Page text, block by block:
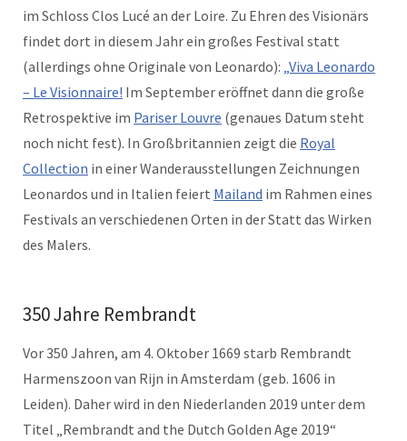
im Schloss Clos Lucé an der Loire. Zu Ehren des Visionärs
findet dort in diesem Jahr ein großes Festival statt
(allerdings ohne Originale von Leonardo): „Viva Leonardo
– Le Visionnaire! Im September eröffnet dann die große
Retrospektive im Pariser Louvre (genaues Datum steht
noch nicht fest). In Großbritannien zeigt die Royal
Collection in einer Wanderausstellungen Zeichnungen
Leonardos und in Italien feiert Mailand im Rahmen eines
Festivals an verschiedenen Orten in der Statt das Wirken
des Malers.
350 Jahre Rembrandt
Vor 350 Jahren, am 4. Oktober 1669 starb Rembrandt
Harmenszoon van Rijn in Amsterdam (geb. 1606 in
Leiden). Daher wird in den Niederlanden 2019 unter dem
Titel „Rembrandt and the Dutch Golden Age 2019“